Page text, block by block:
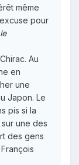
même
pour
Au
en
une
Japon. Le
pis si la
une des
des gens